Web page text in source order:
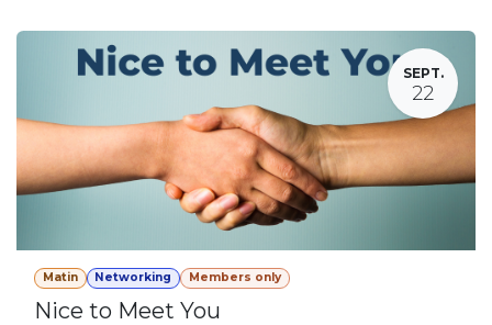
SEPT.
22
Matin Networking Members only
Nice to Meet You